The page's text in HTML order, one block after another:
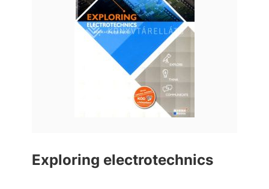
Exploring electrotechnics